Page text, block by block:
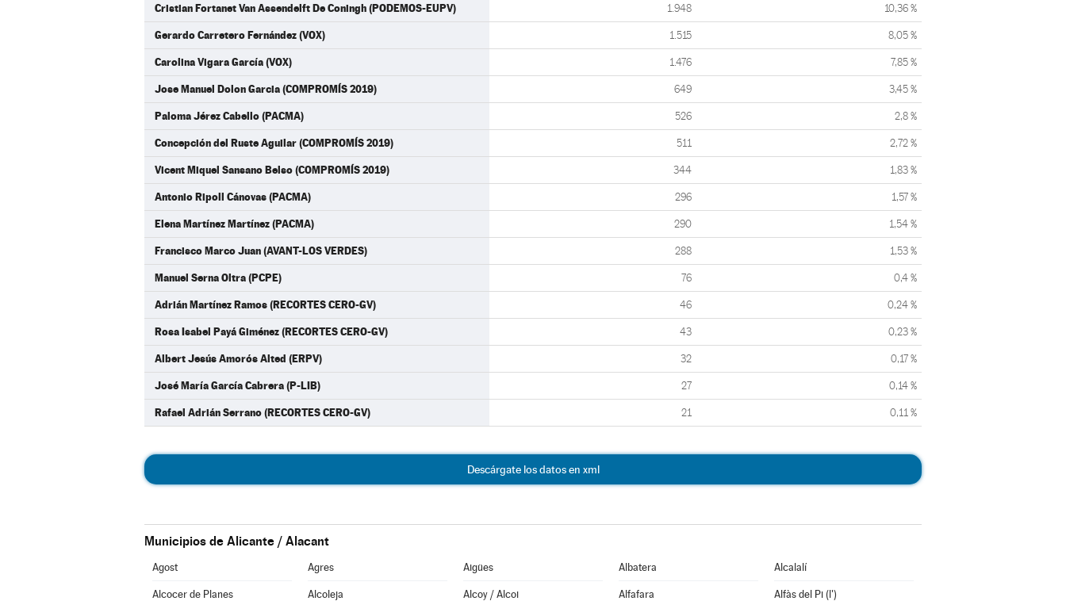
Cristian Fortanet Van Assendelft De Coningh (PODEMOS-EUPV) 1.948 10,36 %
Gerardo Carretero Fernández (VOX) 1.515 8,05 %
Carolina Vigara García (VOX) 1.476 7,85 %
Jose Manuel Dolon Garcia (COMPROMÍS 2019) 649 3,45 %
Paloma Jérez Cabello (PACMA) 526 2,8 %
Concepción del Ruste Aguilar (COMPROMÍS 2019) 511 2,72 %
Vicent Miquel Sansano Belso (COMPROMÍS 2019) 344 1,83 %
Antonio Ripoll Cánovas (PACMA) 296 1,57 %
Elena Martínez Martínez (PACMA) 290 1,54 %
Francisco Marco Juan (AVANT-LOS VERDES) 288 1,53 %
Manuel Serna Oltra (PCPE) 76 0,4 %
Adrián Martínez Ramos (RECORTES CERO-GV) 46 0,24 %
Rosa Isabel Payá Giménez (RECORTES CERO-GV) 43 0,23 %
Albert Jesús Amorós Alted (ERPV) 32 0,17 %
José María García Cabrera (P-LIB) 27 0,14 %
Rafael Adrián Serrano (RECORTES CERO-GV) 21 0,11 %
Descárgate los datos en xml
Municipios de Alicante / Alacant
Agost Agres Aigües Albatera Alcalalí
Alcocer de Planes Alcoleja Alcoy / Alcoi Alfafara Alfàs del Pi (l')